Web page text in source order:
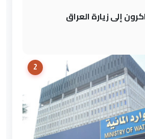
إلى زيارة العراق
2